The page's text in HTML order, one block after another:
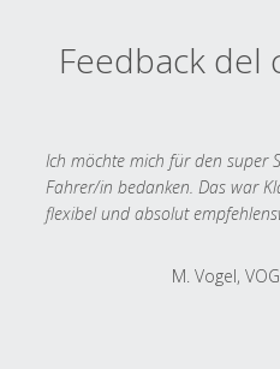
Feedback del
Ich möchte mich für den super
Fahrer/in bedanken. Das war
flexibel und absolut
M. Vogel,